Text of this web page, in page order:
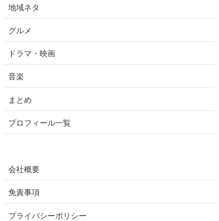
地域ネタ
グルメ
ドラマ・映画
音楽
まとめ
プロフィール一覧
会社概要
免責事項
プライバシーポリシー